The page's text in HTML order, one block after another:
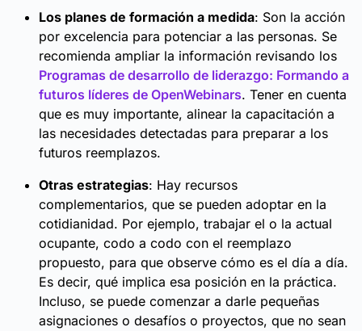
Los planes de formación a medida: Son la acción
por excelencia para potenciar a las personas. Se
recomienda ampliar la información revisando los
Programas de desarrollo de liderazgo: Formando a
futuros líderes de OpenWebinars. Tener en cuenta
que es muy importante, alinear la capacitación a
las necesidades detectadas para preparar a los
futuros reemplazos.
Otras estrategias: Hay recursos
complementarios, que se pueden adoptar en la
cotidianidad. Por ejemplo, trabajar el o la actual
ocupante, codo a codo con el reemplazo
propuesto, para que observe cómo es el día a día.
Es decir, qué implica esa posición en la práctica.
Incluso, se puede comenzar a darle pequeñas
asignaciones o desafíos o proyectos, que no sean